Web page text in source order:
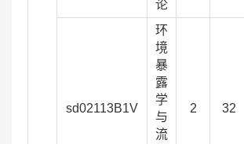
论
sd02113B1V
环
境
暴
露
学
与
流
2 32